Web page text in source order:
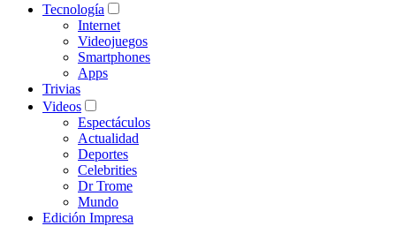
Tecnología
Internet
Videojuegos
Smartphones
Apps
Trivias
Videos
Espectáculos
Actualidad
Deportes
Celebrities
Dr Trome
Mundo
Edición Impresa